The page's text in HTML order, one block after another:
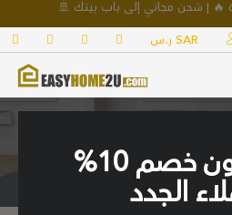
🔥 | شحن مجاني إلى باب بيتك 🚢
ر.س SAR
بنا
اتصل بنا هدية كوبون خصم 10%
الجدد